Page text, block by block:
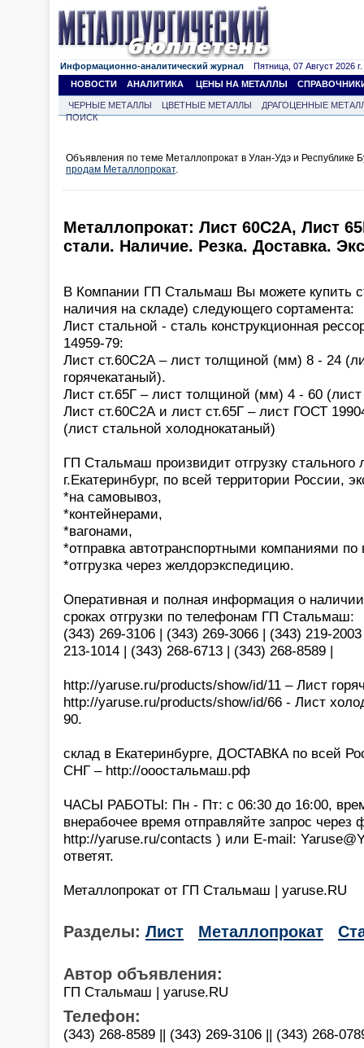
Информационно-аналитический журнал Пятница, 07 Август 2026 г.
НОВОСТИ
АНАЛИТИКА ЦЕНЫ НА МЕТАЛЛЫ
ЧЕРНЫЕ МЕТАЛЛЫ ЦВЕТНЫЕ МЕТАЛЛЫ
ДРАГОЦЕННЫЕ
ПОИСК
Объявления по теме Металлопрокат в Улан-Удэ и Республике
продам Металлопрокат.
Металлопрокат: Лист 60С2А, Лист
стали. Наличие. Резка. Доставка.
В Компании ГП Стальмаш Вы можете купить
наличия на складе) следующего сортамента:
Лист стальной - сталь конструкционная
14959-79:
Лист ст.60С2А – лист толщиной (мм) 8 - 24
горячекатаный).
Лист ст.65Г – лист толщиной (мм) 4 - 60 (лист
Лист ст.60С2А и лист ст.65Г – лист ГОСТ
(лист стальной холоднокатаный)
ГП Стальмаш произвидит отгрузку стального
г.Екатеринбург, по всей территории России,
*на самовывоз,
*контейнерами,
*вагонами,
*отправка автотранспортными компаниями
*отгрузка через желдорэкспедицию.
Оперативная и полная информация о
сроках отгрузки по телефонам ГП Стальмаш:
(343) 269-3106 | (343) 269-3066 | (343) 219-
213-1014 | (343) 268-6713 | (343) 268-8589 |
http://yaruse.ru/products/show/id/11 – Лист
http://yaruse.ru/products/show/id/66 - Лист
90.
склад в Екатеринбурге, ДОСТАВКА по всей
СНГ – http://ооостальмаш.рф
ЧАСЫ РАБОТЫ: Пн - Пт: с 06:30 до 16:00,
внерабочее время отправляйте запрос через
http://yaruse.ru/contacts ) или E-mail:
ответят.
Металлопрокат от ГП Стальмаш | yaruse.RU
Разделы: Лист Металлопрокат
Автор объявления:
ГП Стальмаш | yaruse.RU
Телефон:
(343) 268-8589 || (343) 269-3106 || (343) 268-